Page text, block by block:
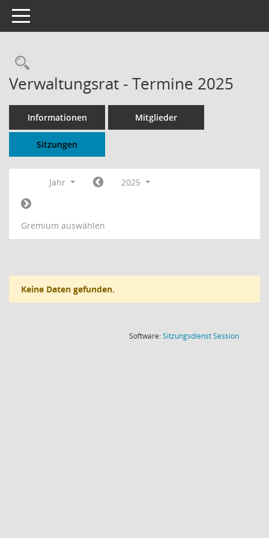
Toggle navigation
Rechercheauswahl
Verwaltungsrat - Termine 2025
Informationen Mitglieder
Sitzungen
Jahr 2025
Gremium auswählen
Keine Daten gefunden.
Software:SitzungsdienstSession(Wird in